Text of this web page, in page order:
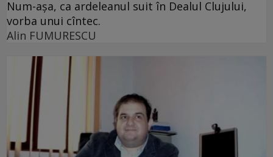
Num-așa, ca ardeleanul suit în Dealul Clujului,
vorba unui cîntec.
Alin FUMURESCU